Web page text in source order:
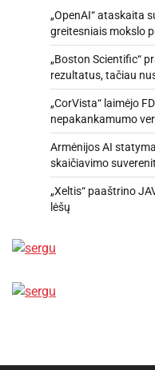
„OpenAI“ ataskaita
greitesniais mokslo
„Boston Scientific“
rezultatus, tačiau
„CorVista“ laimėjo
nepakankamumo
Armėnijos AI
skaičiavimo
„Xeltis“ paaštrino
lėšų